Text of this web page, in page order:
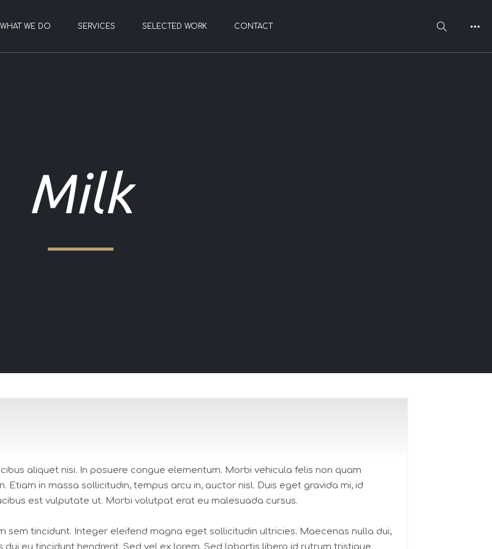
WHAT WE DO SERVICES SELECTED WORK CONTACT
Milk
aliquet nisi. In posuere congue elementum. Morbi vehicula felis non quam
in massa sollicitudin, tempus arcu in, auctor nisl. Duis eget gravida mi, id
est vulputate ut. Morbi volutpat erat eu malesuada cursus.
sem tincidunt. Integer eleifend magna eget sollicitudin ultricies. Maecenas nulla dui,
eu tincidunt hendrerit. Sed vel ex lorem. Sed lobortis libero id rutrum tristique.